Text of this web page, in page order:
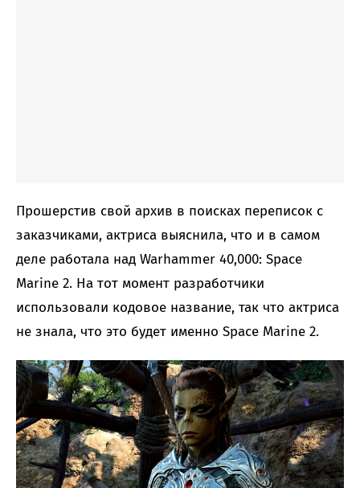
Прошерстив свой архив в поисках переписок с
заказчиками, актриса выяснила, что и в самом
деле работала над Warhammer 40,000: Space
Marine 2. На тот момент разработчики
использовали кодовое название, так что актриса
не знала, что это будет именно Space Marine 2.